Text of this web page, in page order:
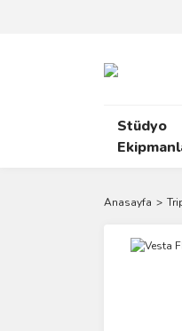
Stüdyo
Anasayfa